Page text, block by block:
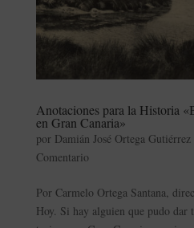
Anotaciones para la Historia
en Gran Canaria»
por Damián José Ortega Gutiérrez
Comentario
Por Carmelo Ortega Santana,
Hoy. Si hay alguien que pudo